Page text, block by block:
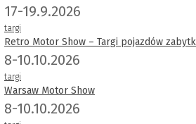
17-19.9.2026
targi
Retro Motor Show – Targi pojazdów
8-10.10.2026
targi
Warsaw Motor Show
8-10.10.2026